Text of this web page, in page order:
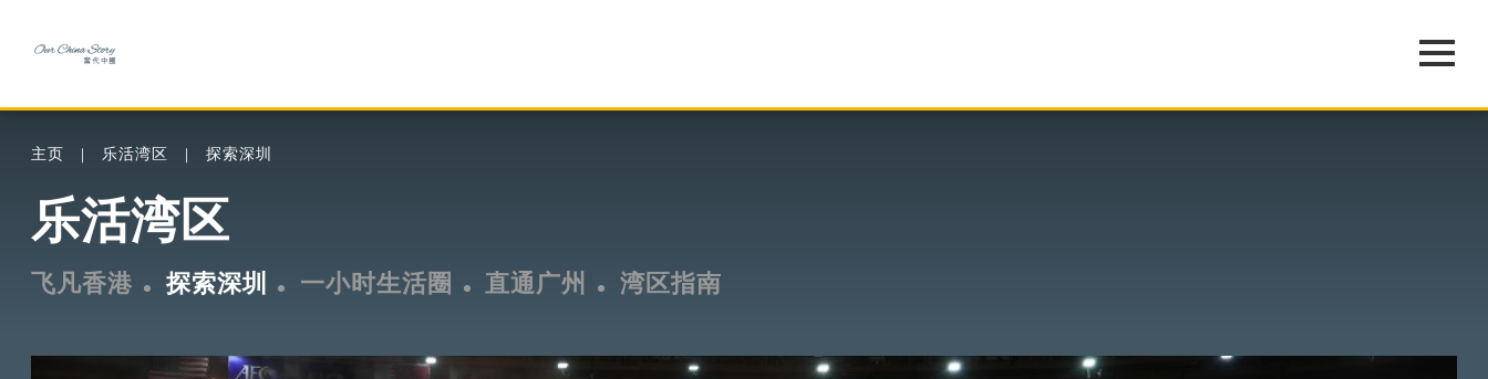
主页 乐活湾区 探索深圳
乐活湾区
飞凡香港 探索深圳 一小时生活圈 直通广州 湾区指南